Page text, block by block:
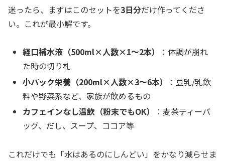
迷ったら、まずはこのセットを3日分だけ作ってくださ
い。これが最小解です。
経口補水液（500ml×人数×1〜2本）
：体調が崩れ
た時の切り札
小パック栄養（200ml×人数×3〜6本）
：豆乳/乳飲
料や野菜系など、家族が飲めるもの
カフェインなし温飲（粉末でもOK）
：麦茶ティーバ
ッグ、だし、スープ、ココア等
これだけでも「水はあるのにしんどい」をかなり減らせま